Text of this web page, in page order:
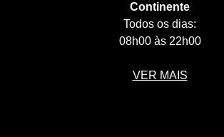
Continente
Todos os dias:
08h00 às 22h00
VER MAIS